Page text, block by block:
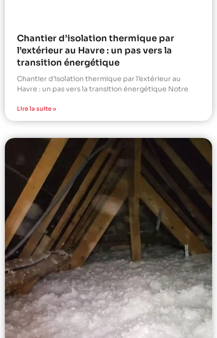
Chantier d’isolation thermique par
l’extérieur au Havre : un pas vers la
transition énergétique
Chantier d’isolation thermique par l’extérieur au
Havre : un pas vers la transition énergétique Notre
Lire la suite »